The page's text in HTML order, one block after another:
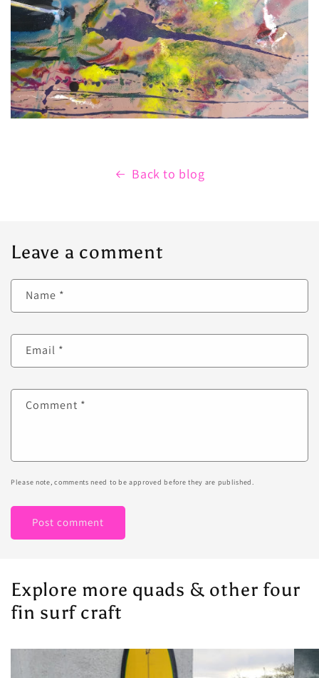
Back to blog
Leave a comment
Name *
Email *
Comment *
Please note, comments need to be approved before they are published.
Explore more quads & other four
fin surf craft